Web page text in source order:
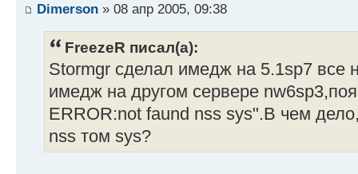
Dimerson » 08 апр 2005, 09:38
FreezeR писал(а):
Stormgr сделал имедж на 5.1sp7 все
имедж на другом сервере
ERROR:not faund nss sys".В чем
nss том sys?